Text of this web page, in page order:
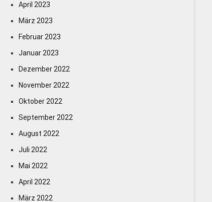
April 2023
März 2023
Februar 2023
Januar 2023
Dezember 2022
November 2022
Oktober 2022
September 2022
August 2022
Juli 2022
Mai 2022
April 2022
März 2022